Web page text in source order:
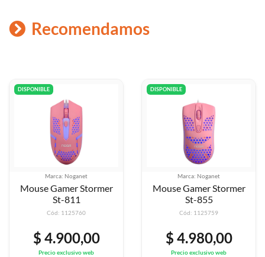
Recomendamos
DISPONIBLE
Marca: Noganet
Mouse Gamer Stormer
St-811
Cód: 1125760
$ 4.900,00
Precio exclusivo web
DISPONIBLE
Marca: Noganet
Mouse Gamer Stormer
St-855
Cód: 1125759
$ 4.980,00
Precio exclusivo web